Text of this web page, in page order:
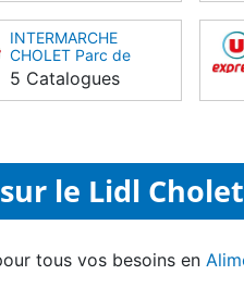
INTERMARCHE
CHOLET Parc de
Moine (49300)
5 Catalogues
le Lidl Cholet
tous vos besoins en